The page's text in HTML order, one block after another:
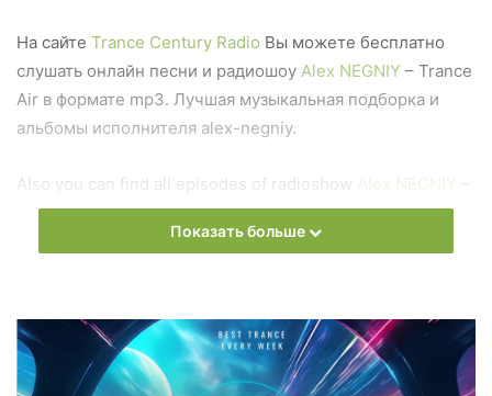
На сайте Trance Century Radio Вы можете бесплатно
слушать онлайн песни и радиошоу Alex NEGNIY – Trance
Air в формате mp3. Лучшая музыкальная подборка и
альбомы исполнителя alex-negniy.
Also you can find all episodes of radioshow Alex NEGNIY –
Trance Air Free Listen and Download MP3
Среда
Alex NEGNIY - Trance Air
Показать больше